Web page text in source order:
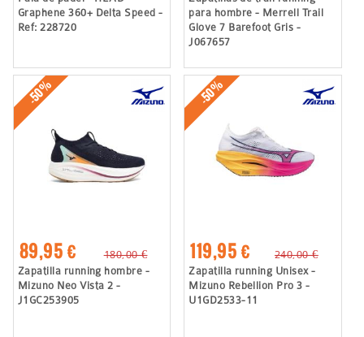
Graphene 360+ Delta Speed -
Ref: 228720
para hombre - Merrell Trail
Glove 7 Barefoot Gris -
J067657
-50%
89,95 €
180,00 €
Zapatilla running hombre -
Mizuno Neo Vista 2 -
J1GC253905
-50%
119,95 €
240,00 €
Zapatilla running Unisex -
Mizuno Rebellion Pro 3 -
U1GD2533-11